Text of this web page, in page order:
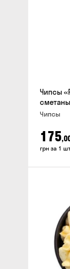
Чипсы
сметаны
Чипсы
175
грн за 1